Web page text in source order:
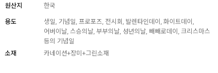
원산지 한국
용도
생일, 기념일, 프로포즈, 전시회, 발렌타인데이, 화이트데이,
어버이날, 스승의날, 부부의날, 성년의날, 빼빼로데이, 크리스마스
등의 기념일
소재
카네이션+장미+그린소재